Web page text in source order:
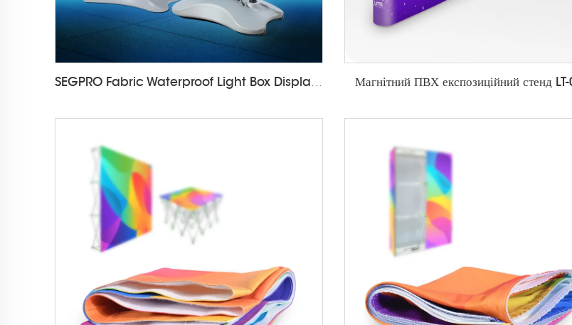
SEGPRO Fabric Waterproof Light Box Display LT-ALF85-T4 Магнітний ПВХ експозиційний стенд